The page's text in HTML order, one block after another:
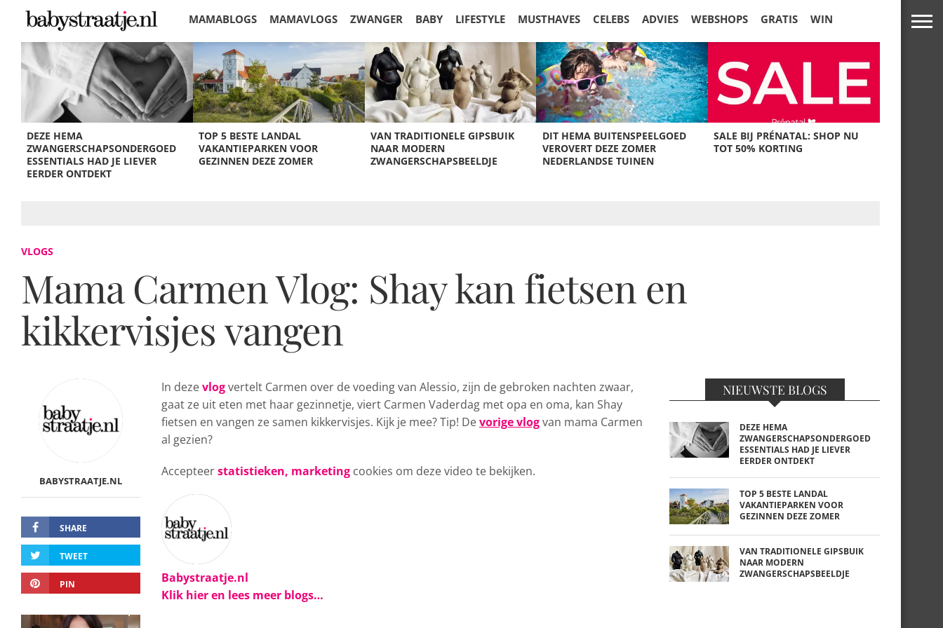
MAMABLOGS MAMAVLOGS ZWANGER BABY LIFESTYLE MUSTHAVES CELEBS ADVIES WEBSHOPS GRATIS WIN
KORTINGEN
DEZE HEMA
ZWANGERSCHAPSONDERGOED
ESSENTIALS HAD JE LIEVER
EERDER ONTDEKT
TOP 5 BESTE LANDAL
VAKANTIEPARKEN VOOR
GEZINNEN DEZE ZOMER
VAN TRADITIONELE GIPSBUIK
NAAR MODERN
ZWANGERSCHAPSBEELDJE
DIT HEMA BUITENSPEELGOED
VEROVERT DEZE ZOMER
NEDERLANDSE TUINEN
SALE BIJ PRÉNATAL: SHOP NU
TOT 50% KORTING
VLOGS
Mama Carmen Vlog: Shay kan fietsen en
kikkervisjes vangen
BABYSTRAATJE.NL
SHARE
TWEET
PIN
In dezevlogvertelt Carmen over de voeding van Alessio, zijn de gebroken nachten zwaar,
gaat ze uit eten met haar gezinnetje, viert Carmen Vaderdag met opa en oma, kan Shay
fietsen en vangen ze samen kikkervisjes. Kijk je mee? Tip! Devorige vlogvan mama Carmen
al gezien?
Accepteerstatistieken, marketing cookies om deze video te bekijken.
Babystraatje.nl
Klik hier en lees meer blogs…
NIEUWSTE BLOGS
DEZE HEMA
ZWANGERSCHAPSONDERGOED
ESSENTIALS HAD JE LIEVER
EERDER ONTDEKT
TOP 5 BESTE LANDAL
VAKANTIEPARKEN VOOR
GEZINNEN DEZE ZOMER
VAN TRADITIONELE GIPSBUIK
NAAR MODERN
ZWANGERSCHAPSBEELDJE